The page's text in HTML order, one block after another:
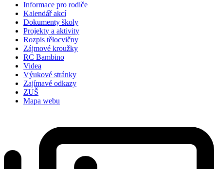
Informace pro rodiče
Kalendář akcí
Dokumenty školy
Projekty a aktivity
Rozpis tělocvičny
Zájmové kroužky
RC Bambino
Videa
Výukové stránky
Zajímavé odkazy
ZUŠ
Mapa webu